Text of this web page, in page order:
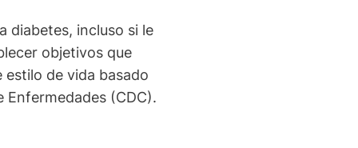
diabetes, incluso si le
objetivos que
de vida basado
(CDC).